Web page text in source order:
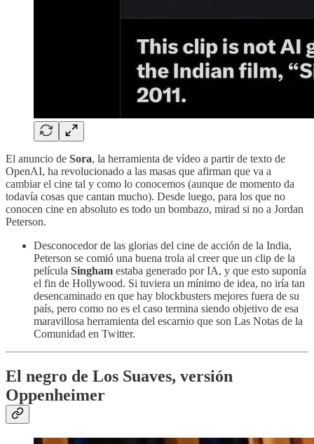
El anuncio de Sora, la herramienta de vídeo a partir de texto de
OpenAI, ha revolucionado a las masas que afirman que va a
cambiar el cine tal y como lo conocemos (aunque de momento da
todavía cosas que cantan mucho). Desde luego, para los que no
conocen cine en absoluto es todo un bombazo, mirad si no a Jordan
Peterson.
Desconocedor de las glorias del cine de acción de la India,
Peterson se comió una buena trola al creer que un clip de la
película Singham estaba generado por IA, y que esto suponía
el fin de Hollywood. Si tuviera un mínimo de idea, no iría tan
desencaminado en que hay blockbusters mejores fuera de su
país, pero como no es el caso termina siendo objetivo de esa
maravillosa herramienta del escarnio que son Las Notas de la
Comunidad en Twitter.
El negro de Los Suaves, versión
Oppenheimer